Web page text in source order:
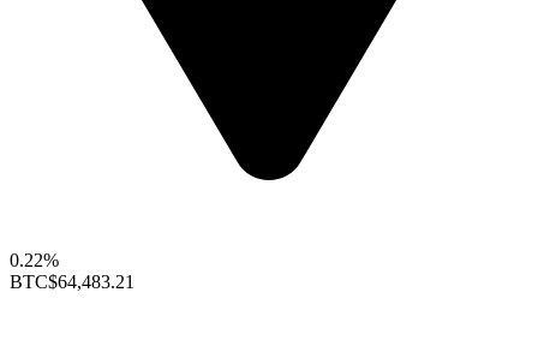
0.22%
BTC$64,483.21